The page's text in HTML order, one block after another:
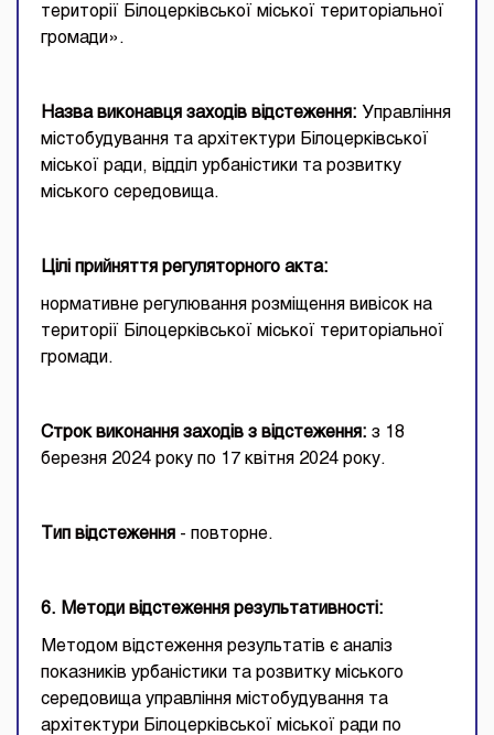
території Білоцерківської міської територіальної
громади».
Назва виконавця заходів відстеження: Управління
містобудування та архітектури Білоцерківської
міської ради, відділ урбаністики та розвитку
міського середовища.
Цілі прийняття регуляторного акта:
нормативне регулювання розміщення вивісок на
території Білоцерківської міської територіальної
громади.
Строк виконання заходів з відстеження: з 18
березня 2024 року по 17 квітня 2024 року.
Тип відстеження - повторне.
6. Методи відстеження результативності:
Методом відстеження результатів є аналіз
показників урбаністики та розвитку міського
середовища управління містобудування та
архітектури Білоцерківської міської ради по